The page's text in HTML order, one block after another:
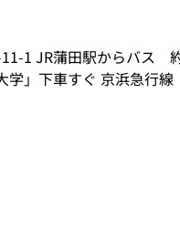
1 JR蒲田駅からバス
学」下車すぐ 京浜急